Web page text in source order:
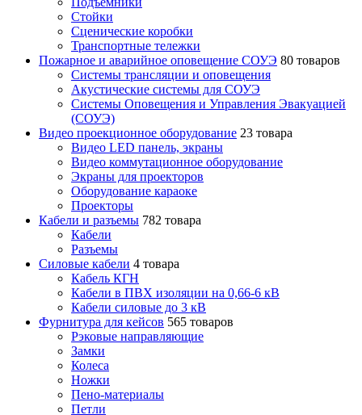
Стойки
Сценические коробки
Транспортные тележки
Пожарное и аварийное оповещение СОУЭ 80 товаров
Cистемы трансляции и оповещения
Акустические системы для СОУЭ
Системы Оповещения и Управления Эвакуацией
(СОУЭ)
Видео проекционное оборудование 23 товара
Видео LED панель, экраны
Видео коммутационное оборудование
Экраны для проекторов
Оборудование караоке
Проекторы
Кабели и разъемы 782 товара
Кабели
Разъемы
Силовые кабели 4 товара
Кабель КГН
Кабели в ПВХ изоляции на 0,66-6 кВ
Кабели силовые до 3 кВ
Фурнитура для кейсов 565 товаров
Рэковые направляющие
Замки
Колеса
Ножки
Пено-материалы
Петли